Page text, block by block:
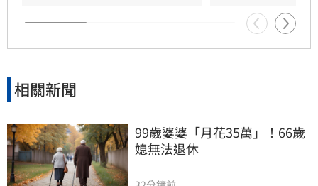
相關新聞
99歲婆婆「月花35萬」！66歲
媳無法退休